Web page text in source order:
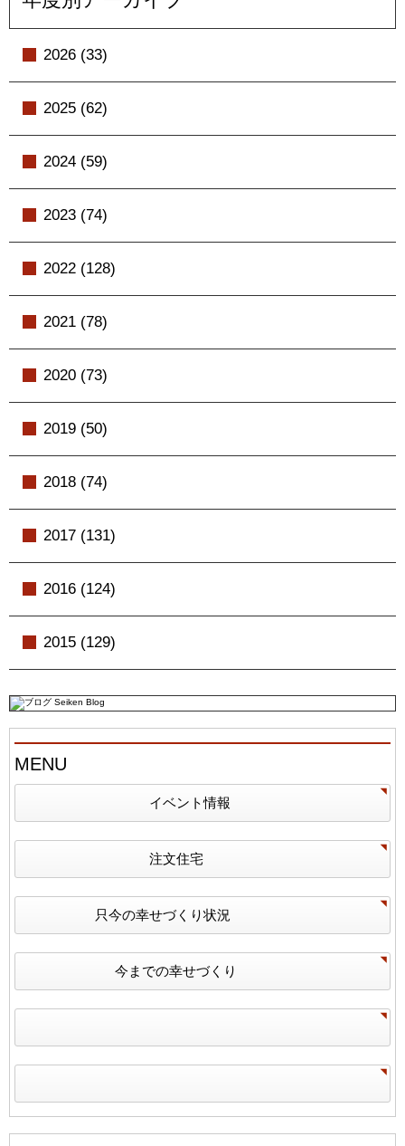
2026 (33)
2025 (62)
2024 (59)
2023 (74)
2022 (128)
2021 (78)
2020 (73)
2019 (50)
2018 (74)
2017 (131)
2016 (124)
2015 (129)
MENU
イベント情報
注文住宅
只今の幸せづくり状況
今までの幸せづくり